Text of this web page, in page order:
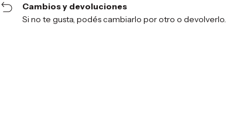
Cambios y devoluciones
Si no te gusta, podés cambiarlo por otro o devolverlo.